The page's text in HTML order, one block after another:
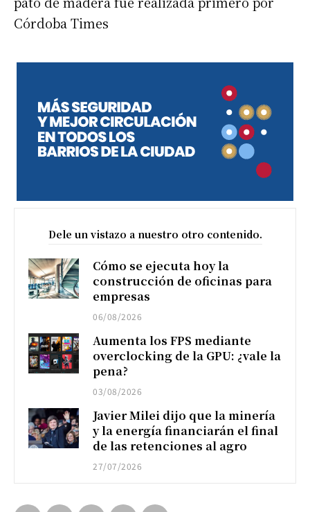
Córdoba Times
Dele un vistazo a nuestro otro contenido.
Cómo se ejecuta hoy la
construcción de oficinas para
empresas
06/08/2026
Aumenta los FPS mediante
overclocking de la GPU: ¿vale la
pena?
03/08/2026
Javier Milei dijo que la minería
y la energía financiarán el final
de las retenciones al agro
27/07/2026